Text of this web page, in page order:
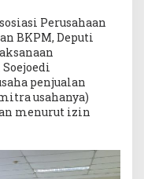
Perusahaan
BKPM, Deputi
penjualan
usahanya)
menurut izin